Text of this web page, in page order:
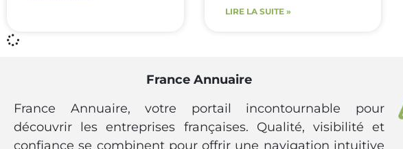
LIRE LA SUITE »
France Annuaire
France Annuaire, votre portail incontournable pour
découvrir les entreprises françaises. Qualité, visibilité et
confiance se combinent pour offrir une navigation intuitive